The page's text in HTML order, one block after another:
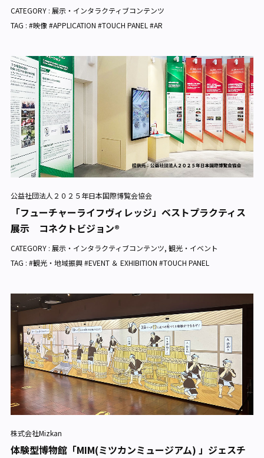
CATEGORY : 展示・インタラクティブコンテンツ
TAG : #映像 #APPLICATION #TOUCH PANEL #AR
公益社団法人２０２５年日本国際博覧会協会
「フューチャーライフヴィレッジ」ベストプラクティス
展示 コネクトビジョン®
CATEGORY : 展示・インタラクティブコンテンツ, 観光・イベント
TAG : #観光・地域振興 #EVENT ＆ EXHIBITION #TOUCH PANEL
株式会社Mizkan
体験型博物館「MIM(ミツカンミュージアム) 」ジェスチ